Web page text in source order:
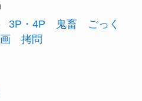
3P・4P 鬼畜
ごっく
拷問